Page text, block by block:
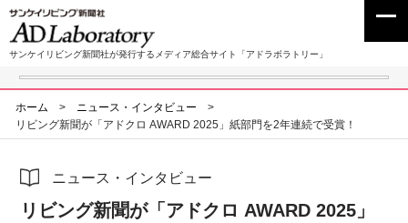
サンケイリビング新聞社が発行するメディア総合サイト「アドラボラトリー」
ホーム > ニュース・インタビュー >
リビング新聞が「アドクロ AWARD 2025」紙部門を2年連続で受賞！
ニュース・インタビュー
リビング新聞が「アドクロ AWARD 2025」